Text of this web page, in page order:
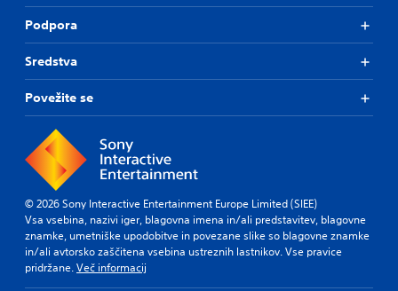
Podpora
Sredstva
Povežite se
© 2026 Sony Interactive Entertainment Europe Limited (SIEE)
Vsa vsebina, nazivi iger, blagovna imena in/ali predstavitev, blagovne
znamke, umetniške upodobitve in povezane slike so blagovne znamke
in/ali avtorsko zaščitena vsebina ustreznih lastnikov. Vse pravice
pridržane.Več informacij